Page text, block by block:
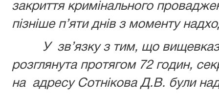
закриття кримінального
пізніше п’яти днів з моменту
У зв’язку з тим, що
розглянута протягом 72 годин,
на адресу Сотнікова Д.В. були